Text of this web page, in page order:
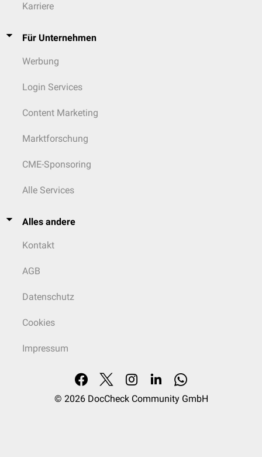
Karriere
Für Unternehmen
Werbung
Login Services
Content Marketing
Marktforschung
CME-Sponsoring
Alle Services
Alles andere
Kontakt
AGB
Datenschutz
Cookies
Impressum
© 2026 DocCheck Community GmbH